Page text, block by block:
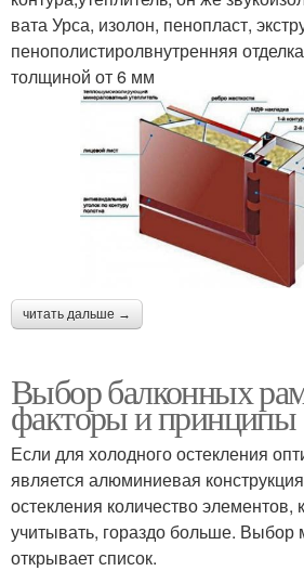
вата Урса, изолон, пенопласт,
пенополистиролвнутренняя
толщиной от 6 мм
читать дальше →
Выбор балконных
факторы и принципы
Если для холодного остекления
является алюминиевая
остекления количество
учитывать, гораздо больше.
открывает список.